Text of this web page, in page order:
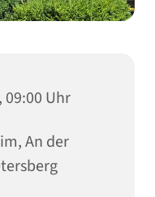
09:00 Uhr
An der